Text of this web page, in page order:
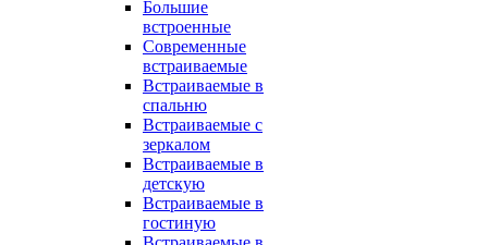
Большие
встроенные
Современные
встраиваемые
Встраиваемые в
спальню
Встраиваемые с
зеркалом
Встраиваемые в
детскую
Встраиваемые в
гостиную